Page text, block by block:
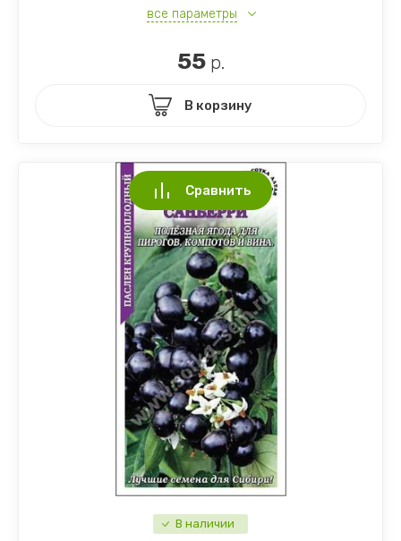
все параметры
55р.
В корзину
В наличии
Сравнить